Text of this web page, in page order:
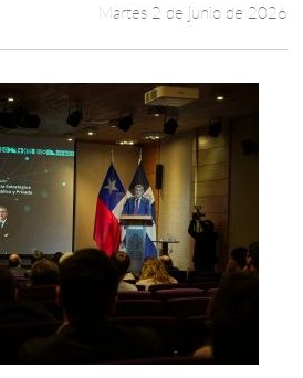
Martes 2 de junio de 2026